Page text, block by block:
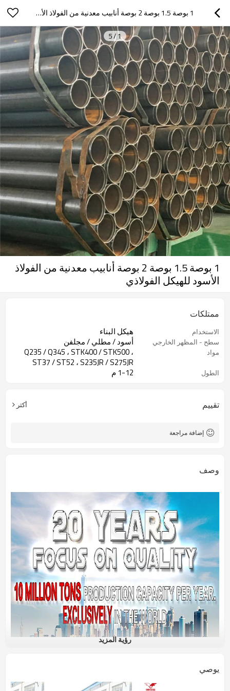
1 بوصة 1.5 بوصة 2 بوصة أنابيب معدنية من الفولاذ الأسود للهيكل الفولاذي
1
/
5
1 بوصة 1.5 بوصة 2 بوصة أنابيب معدنية من الفولاذ
الأسود للهيكل الفولاذي
ممتلكات
الاستخدام هيكل البناء
سطح - المظهر الخارجي أسود / مطلي / مجلفن
مواد
Q235 / Q345 ، STK400 / STK500 ،
ST37 / ST52 ، S235JR / S275JR
الطول 1-12 م
تقييم أكثر
إضافة مراجعة
وصف
رؤية المزيد
يوصي